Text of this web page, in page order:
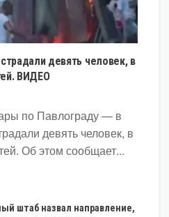
девять человек, в
ВИДЕО
по Павлограду — в
девять человек, в
Об этом сообщает...
штаб назвал направление,